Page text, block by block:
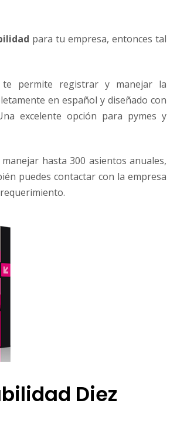
para tu empresa, entonces tal
permite registrar y manejar la
en español y diseñado con
excelente opción para pymes y
hasta 300 asientos anuales,
puedes contactar con la empresa
Diez